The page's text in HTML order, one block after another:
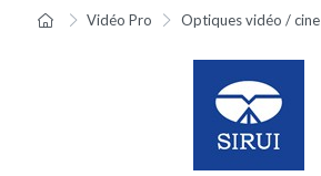
Vidéo Pro Optiques vidéo / cine